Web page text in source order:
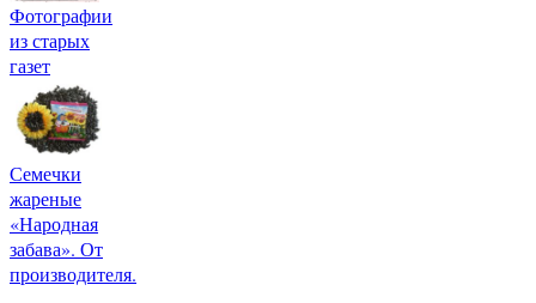
Фотографии
из старых
газет
Семечки
жареные
«Народная
забава». От
производителя.